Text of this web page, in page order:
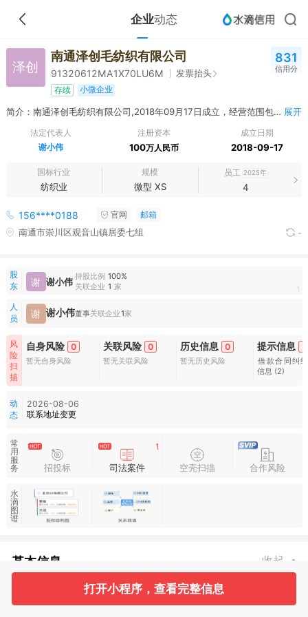
企业动态
泽创
南通泽创毛纺织有限公司
91320612MA1X70LU6M 发票抬头
存续 小微企业
831
信用分
简介：南通泽创毛纺织有限公司,2018年09月17日成立，经营范围包括纺织品、服装、帽子、围巾的生产、销售；纺织原料销售；自营和代理上述商品的进出口业务（国家限定企业经营或禁止进出口的商品除外）。（依法须经批准的项目，经相关部门批准后方可开展经营活动） 展开
法定代表人
谢小伟
注册资本
100万人民币
成立日期
2018-09-17
国标行业
纺织业
规模
微型 XS
员工 2025年
4
156****0188 官网 邮箱
南通市崇川区观音山镇居委七组 -
股
东
谢 谢小伟 持股比例 100%
关联企业 1 家 1
人
员
谢 谢小伟董事关联企业1家
风
险
扫
描
自身风险 0
暂无自身风险
关联风险 0
暂无关联风险
历史信息 0
暂无历史风险
提示信息 2
借款合同纠
信息 (2)
动
态
2026-08-06
联系地址变更
常
用
服
务
招投标
1
司法案件 空壳扫描 合作风险
水
滴
图
谱
基本信息 收起
1 1
打开小程序，查看完整信息